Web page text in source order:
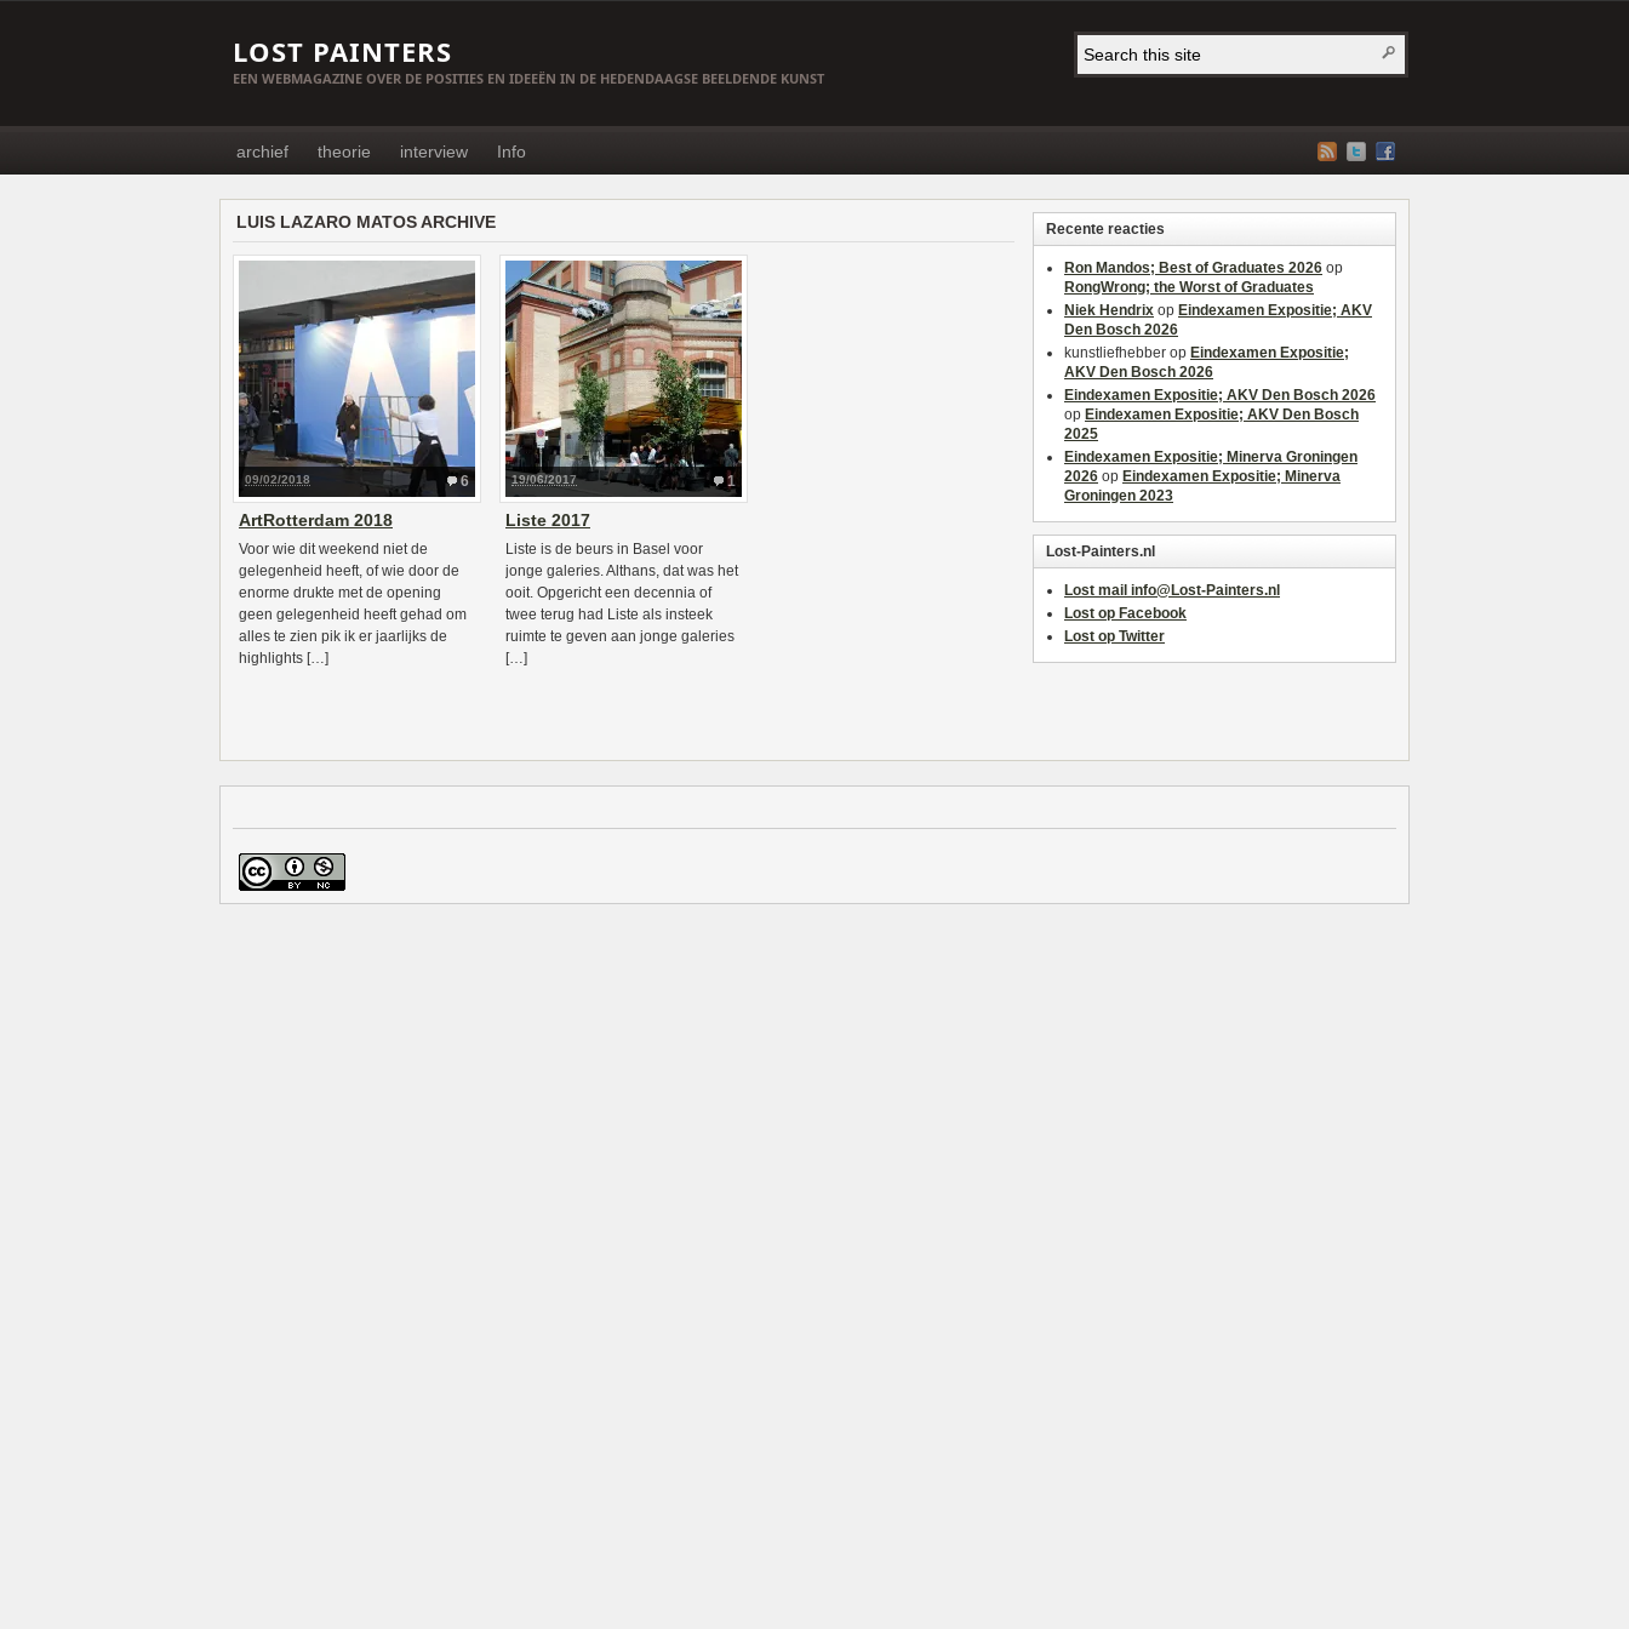
LOST PAINTERS
EEN WEBMAGAZINE OVER DE POSITIES EN IDEEËN IN DE HEDENDAAGSE BEELDENDE KUNST
archief theorie interview Info
LUIS LAZARO MATOS ARCHIVE
6
09/02/2018
ArtRotterdam 2018
Voor wie dit weekend niet de
gelegenheid heeft, of wie door de
enorme drukte met de opening
geen gelegenheid heeft gehad om
alles te zien pik ik er jaarlijks de
highlights […]
1
19/06/2017
Liste 2017
Liste is de beurs in Basel voor
jonge galeries. Althans, dat was het
ooit. Opgericht een decennia of
twee terug had Liste als insteek
ruimte te geven aan jonge galeries
[…]
Recente reacties
Ron Mandos; Best of Graduates 2026 op
RongWrong; the Worst of Graduates
Niek Hendrix op Eindexamen Expositie; AKV
Den Bosch 2026
kunstliefhebber op Eindexamen Expositie;
AKV Den Bosch 2026
Eindexamen Expositie; AKV Den Bosch 2026
op Eindexamen Expositie; AKV Den Bosch
2025
Eindexamen Expositie; Minerva Groningen
2026 op Eindexamen Expositie; Minerva
Groningen 2023
Lost-Painters.nl
Lost mail info@Lost-Painters.nl
Lost op Facebook
Lost op Twitter